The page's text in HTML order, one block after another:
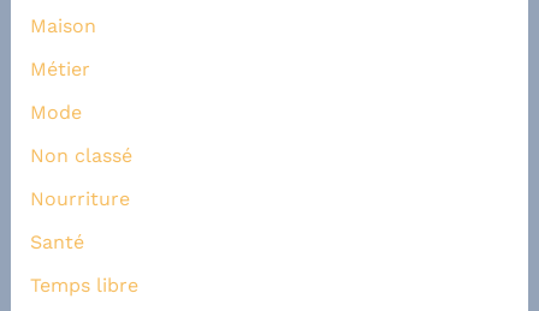
Maison
Métier
Mode
Non classé
Nourriture
Santé
Temps libre